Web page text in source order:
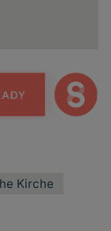
Kirche